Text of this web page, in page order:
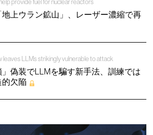
provide fuel for nuclear reactors
上ウラン鉱山」、レーザー濃縮で再
leaves LLMs strikingly vulnerable to attack
」偽装でLLMを騙す新手法、訓練では
的欠陥